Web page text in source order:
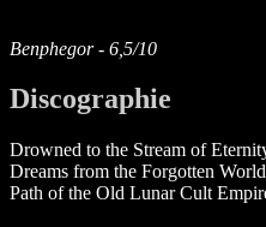
Benphegor - 6,5/10
Discographie
Drowned to the Stream of
Dreams from the Forgotten
Path of the Old Lunar Cult